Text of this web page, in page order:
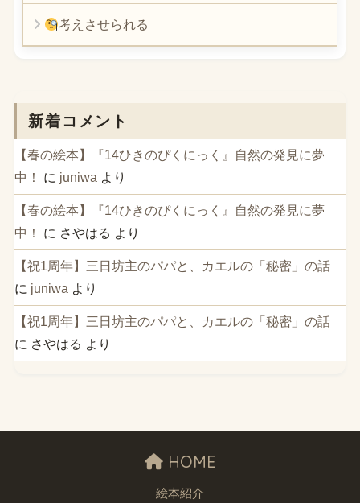
考えさせられる
新着コメント
【春の絵本】『14ひきのぴくにっく』自然の発見に夢
中！
に juniwa より
【春の絵本】『14ひきのぴくにっく』自然の発見に夢
中！
に さやはる より
【祝1周年】三日坊主のパパと、カエルの「秘密」の話
に juniwa より
【祝1周年】三日坊主のパパと、カエルの「秘密」の話
に さやはる より
HOME
絵本紹介